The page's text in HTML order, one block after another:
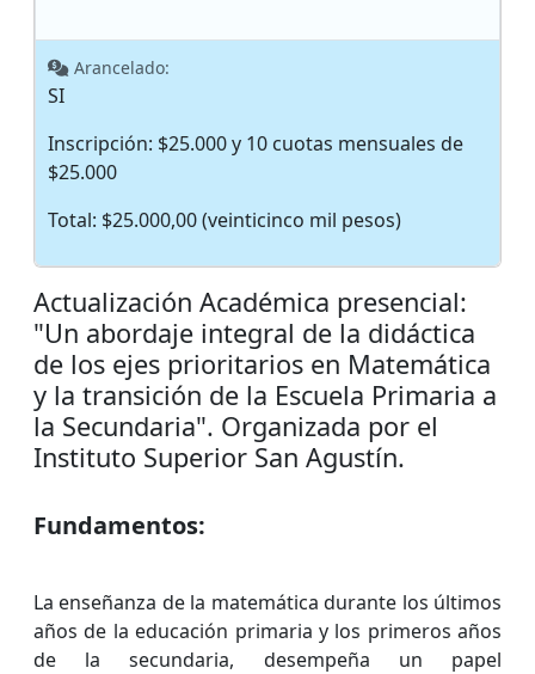
Actualización Académica presencial:
"Un abordaje integral de la didáctica
de los ejes prioritarios en Matemática
y la transición de la Escuela Primaria a
la Secundaria". Organizada por el
Instituto Superior San Agustín.
Fundamentos:
La enseñanza de la matemática durante los últimos
años de la educación primaria y los primeros años
de la secundaria, desempeña un papel
Arancelado:
SI
Inscripción: $25.000 y 10 cuotas mensuales de
$25.000
Total: $25.000,00 (veinticinco mil pesos)